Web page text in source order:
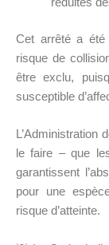
Cet arrêté a été
risque de
être exclu,
susceptible
L’Administration
le faire – que
garantissent
pour une
risque d’atteinte.